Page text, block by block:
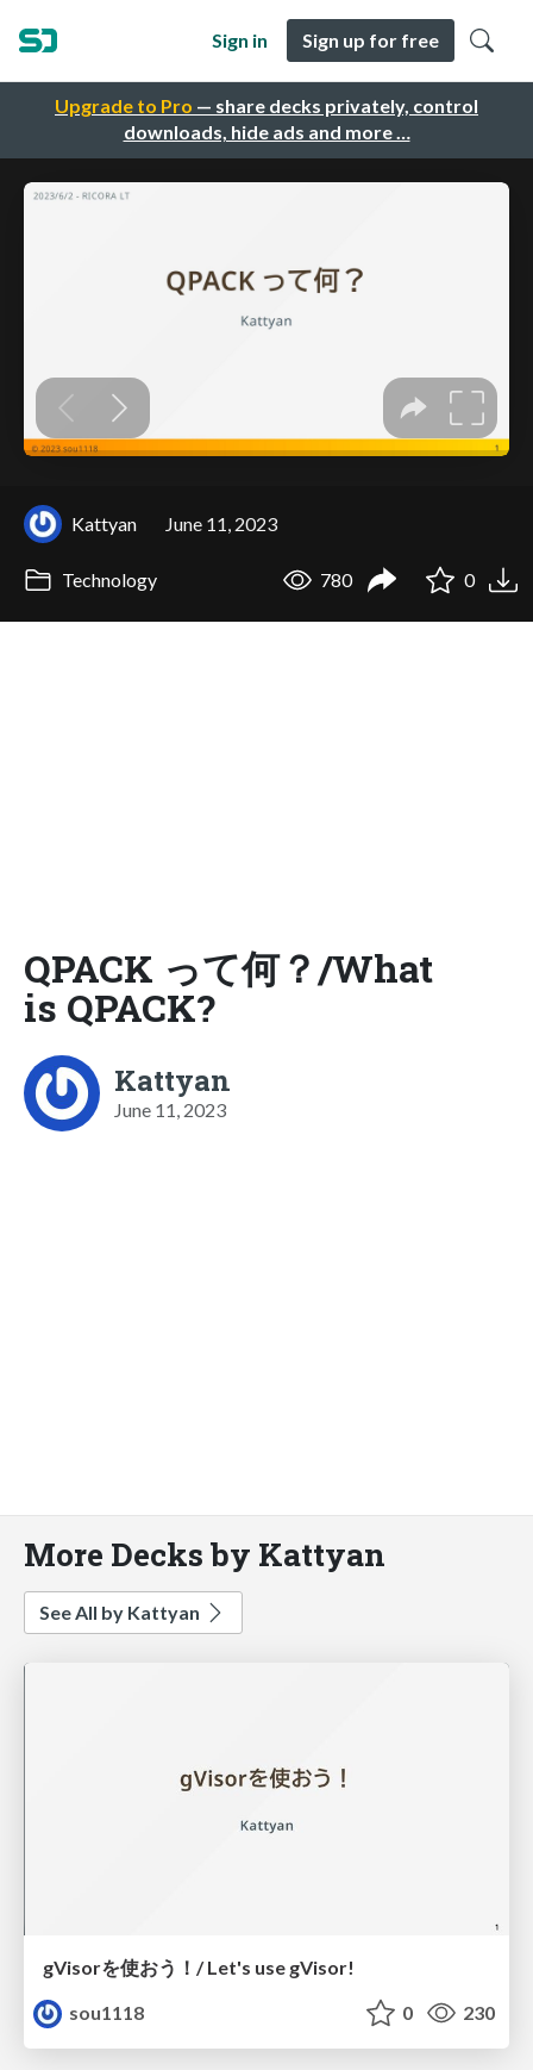
Upgrade to Pro — share decks privately, control
downloads, hide ads and more …
Sign in Sign up for free
Kattyan June 11, 2023
Technology 780 0
QPACK って何？/What
is QPACK?
Kattyan
June 11, 2023
More Decks by Kattyan
See All by Kattyan
gVisorを使おう！/ Let's use gVisor!
sou1118
0 230